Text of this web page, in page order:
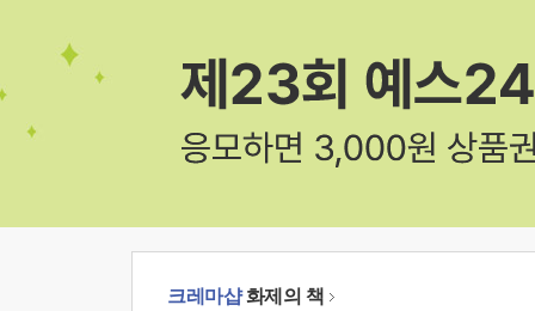
크레마샵화제의 책